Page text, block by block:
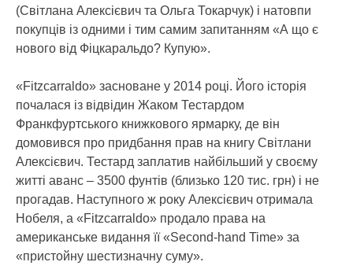
(Світлана Алексієвич та Ольга Токарчук) і натовпи
покупців із одними і тим самим запитанням «А що є
нового від Фіцкаральдо? Купую».
«Fitzcarraldo» засноване у 2014 році. Його історія
почалася із відвідин Жаком Тестардом
Франкфуртського книжкового ярмарку, де він
домовився про придбання прав на книгу Світлани
Алексієвич. Тестард заплатив найбільший у своєму
житті аванс – 3500 фунтів (близько 120 тис. грн) і не
прогадав. Наступного ж року Алексієвич отримала
Нобеля, а «Fitzcarraldo» продало права на
американське видання її «Second-hand Time» за
«пристойну шестизначну суму».